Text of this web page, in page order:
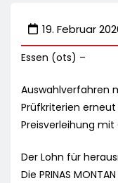
19. Februar
Essen (ots) –
Auswahlverfahren
Prüfkriterien
Preisverleihung
Der Lohn für
Die PRINAS